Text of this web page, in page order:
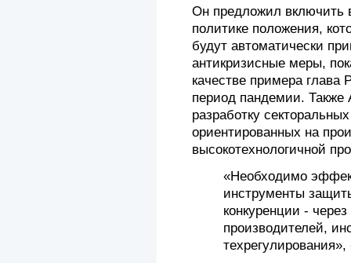
Он предложил включить
политике положения,
будут автоматически
антикризисные меры,
качестве примера
период пандемии.
разработку
ориентированных на
высокотехнологичной
«Необходимо
инструменты
конкуренции -
производителей,